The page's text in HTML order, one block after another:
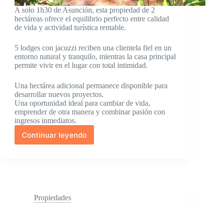
A solo 1h30 de Asunción, esta propiedad de 2
hectáreas ofrece el equilibrio perfecto entre calidad
de vida y actividad turística rentable.
5 lodges con jacuzzi reciben una clientela fiel en un
entorno natural y tranquilo, mientras la casa principal
permite vivir en el lugar con total intimidad.
Una hectárea adicional permanece disponible para
desarrollar nuevos proyectos.
Una oportunidad ideal para cambiar de vida,
emprender de otra manera y combinar pasión con
ingresos inmediatos.
Continuar leyendo
Lodges
con
Actividad
Propiedades